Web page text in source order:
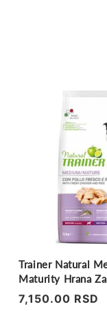
Trainer Natural
Maturity Hrana Za
Piletina, 12kg
Regularna
7,150.00 RSD